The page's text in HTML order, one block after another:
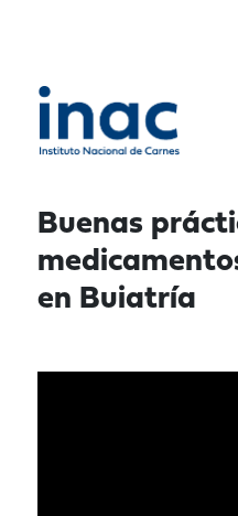
Buenas
en Buiatría